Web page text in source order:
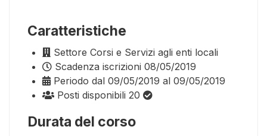
Caratteristiche
Settore Corsi e Servizi agli enti locali
Scadenza iscrizioni 08/05/2019
Periodo dal 09/05/2019 al 09/05/2019
Posti disponibili 20
Durata del corso